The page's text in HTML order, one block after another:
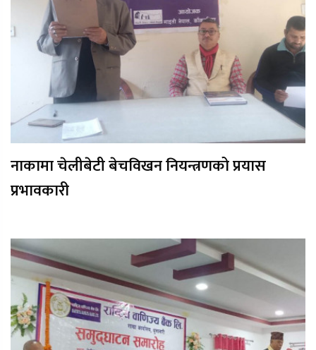
नाकामा चेलीबेटी बेचविखन नियन्त्रणको प्रयास
प्रभावकारी